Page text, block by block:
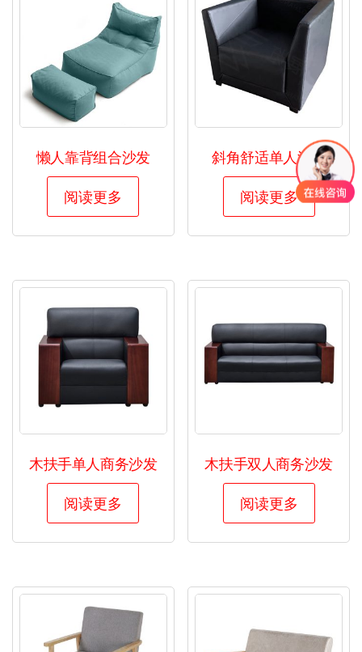
懒人靠背组合沙发
阅读更多
斜角舒适单人沙发
阅读更多
木扶手单人商务沙发
阅读更多
木扶手双人商务沙发
阅读更多